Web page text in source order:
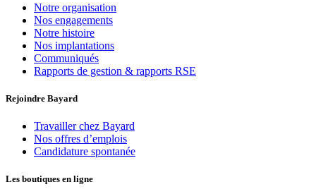
Notre organisation
Nos engagements
Notre histoire
Nos implantations
Communiqués
Rapports de gestion & rapports RSE
Rejoindre Bayard
Travailler chez Bayard
Nos offres d’emplois
Candidature spontanée
Les boutiques en ligne